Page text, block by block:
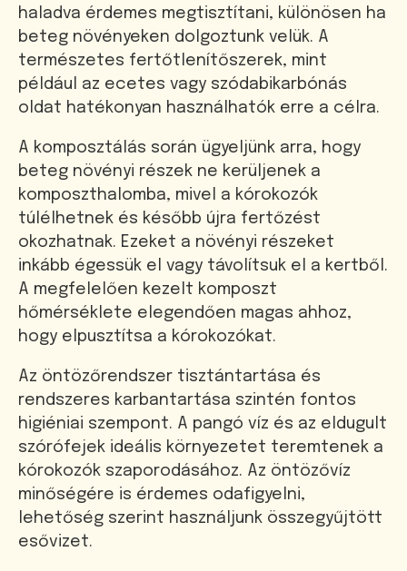
haladva érdemes megtisztítani, különösen ha
beteg növényeken dolgoztunk velük. A
természetes fertőtlenítőszerek, mint
például az ecetes vagy szódabikarbónás
oldat hatékonyan használhatók erre a célra.
A komposztálás során ügyeljünk arra, hogy
beteg növényi részek ne kerüljenek a
komposzthalomba, mivel a kórokozók
túlélhetnek és később újra fertőzést
okozhatnak. Ezeket a növényi részeket
inkább égessük el vagy távolítsuk el a kertből.
A megfelelően kezelt komposzt
hőmérséklete elegendően magas ahhoz,
hogy elpusztítsa a kórokozókat.
Az öntözőrendszer tisztántartása és
rendszeres karbantartása szintén fontos
higiéniai szempont. A pangó víz és az eldugult
szórófejek ideális környezetet teremtenek a
kórokozók szaporodásához. Az öntözővíz
minőségére is érdemes odafigyelni,
lehetőség szerint használjunk összegyűjtött
esővizet.